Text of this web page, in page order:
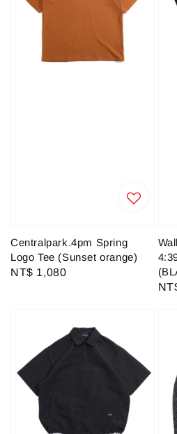
Centralpark.4pm Spring
Logo Tee (Sunset orange)
Regular
NT$ 1,080